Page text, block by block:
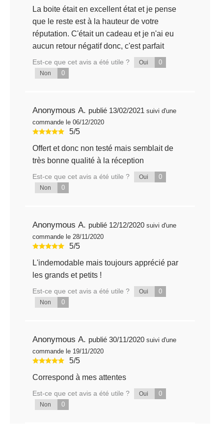
La boite était en excellent état et je pense
que le reste est à la hauteur de votre
réputation. C'était un cadeau et je n'ai eu
aucun retour négatif donc, c'est parfait
Est-ce que cet avis a été utile ? Oui 0
Non 0
Anonymous A. publié 13/02/2021 suivi d'une
commande le 06/12/2020
5/5
Offert et donc non testé mais semblait de
très bonne qualité à la réception
Est-ce que cet avis a été utile ? Oui 0
Non 0
Anonymous A. publié 12/12/2020 suivi d'une
commande le 28/11/2020
5/5
L'indemodable mais toujours apprécié par
les grands et petits !
Est-ce que cet avis a été utile ? Oui 0
Non 0
Anonymous A. publié 30/11/2020 suivi d'une
commande le 19/11/2020
5/5
Correspond à mes attentes
Est-ce que cet avis a été utile ? Oui 0
Non 0